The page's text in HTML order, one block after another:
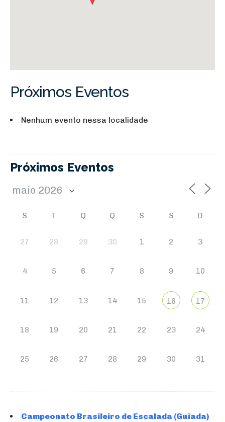
Próximos Eventos
Nenhum evento nessa localidade
Próximos Eventos
S T Q Q S S D
27 28 29 30 1 2 3
4 5 6 7 8 9 10
11 12 13 14 15 16 17
18 19 20 21 22 23 24
25 26 27 28 29 30 31
Campeonato Brasileiro de Escalada (Guiada)